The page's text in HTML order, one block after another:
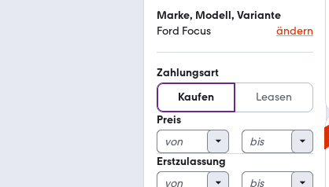
Marke, Modell, Variante
Ford Focus
ändern
Zahlungsart
Kaufen
Leasen
Preis
Erstzulassung